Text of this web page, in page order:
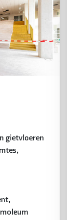
gietvloeren